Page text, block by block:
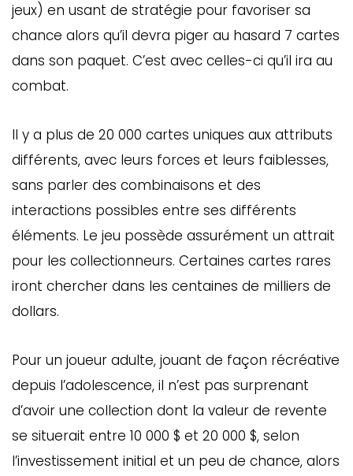
jeux) en usant de stratégie pour favoriser sa
chance alors qu’il devra piger au hasard 7 cartes
dans son paquet. C’est avec celles-ci qu’il ira au
combat.
Il y a plus de 20 000 cartes uniques aux attributs
différents, avec leurs forces et leurs faiblesses,
sans parler des combinaisons et des
interactions possibles entre ses différents
éléments. Le jeu possède assurément un attrait
pour les collectionneurs. Certaines cartes rares
iront chercher dans les centaines de milliers de
dollars.
Pour un joueur adulte, jouant de façon récréative
depuis l’adolescence, il n’est pas surprenant
d’avoir une collection dont la valeur de revente
se situerait entre 10 000 $ et 20 000 $, selon
l’investissement initial et un peu de chance, alors